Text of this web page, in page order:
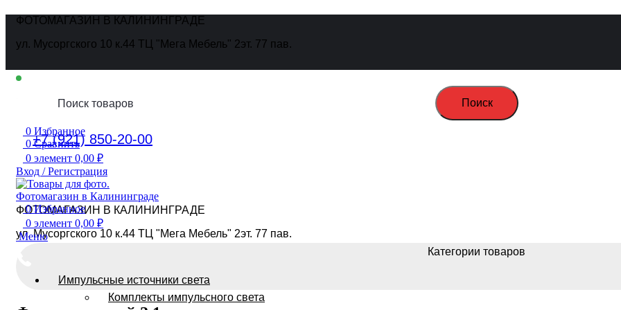
ФОТОМАГАЗИН В КАЛИНИНГРАДЕ
ул. Мусоргского 10 к.44 ТЦ "Мега Мебель" 2эт. 77 пав.
10:00 - 19:00
+7 (921) 850-20-00
ФОТОМАГАЗИН В КАЛИНИНГРАДЕ
ул. Мусоргского 10 к.44 ТЦ "Мега Мебель" 2эт. 77 пав.
Поиск
0 Избранное
0 Сравнить
0 элемент 0,00 ₽
Вход / Регистрация
0Избранное
0 элемент 0,00 ₽
Меню
Категории товаров
Импульсные источники света
Комплекты импульсного света